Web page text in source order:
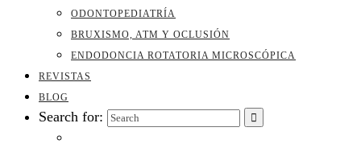
ODONTOPEDIATRÍA
BRUXISMO, ATM Y OCLUSIÓN
ENDODONCIA ROTATORIA MICROSCÓPICA
REVISTAS
BLOG
Search for: